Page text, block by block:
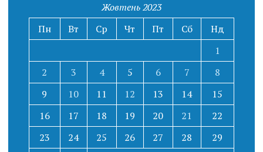
Жовтень 2023
Пн
Вт Ср Чт Пт Сб
Нд
1
2
3 4 5 6 7
8
9
10 11 12 13 14
15
16
17 18 19 20 21
22
23
24 25 26 27 28
29